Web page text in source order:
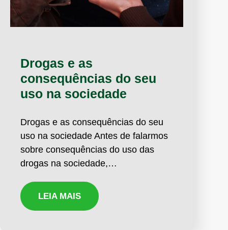
Drogas e as
consequências do seu
uso na sociedade
Drogas e as consequências do seu
uso na sociedade Antes de falarmos
sobre consequências do uso das
drogas na sociedade,…
LEIA MAIS